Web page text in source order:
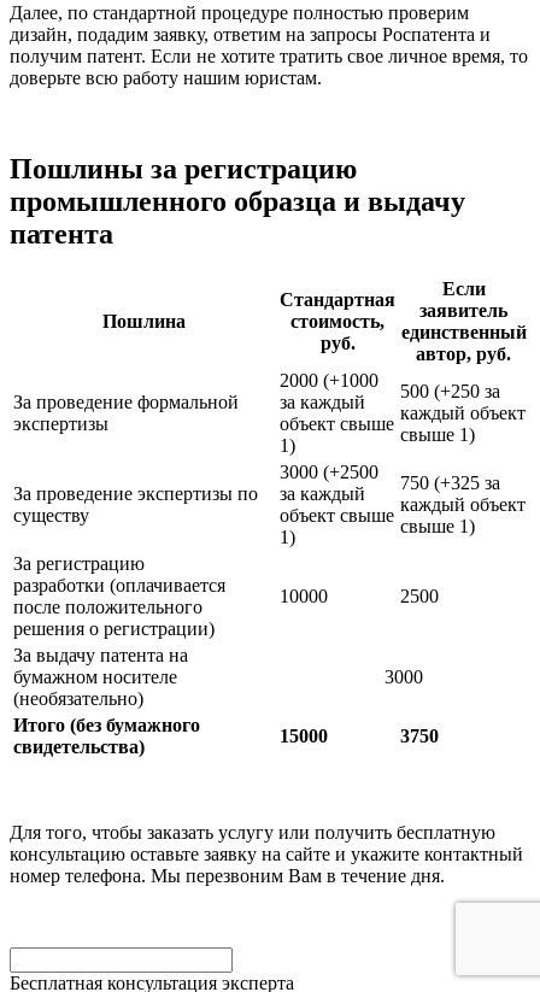
Далее, по стандартной процедуре полностью проверим
дизайн, подадим заявку, ответим на запросы Роспатента и
получим патент. Если не хотите тратить свое личное время, то
доверьте всю работу нашим юристам.
Пошлины за регистрацию
промышленного образца и выдачу
патента
Пошлина
Стандартная
стоимость,
руб.
Если
заявитель
единственный
автор, руб.
За проведение формальной
экспертизы
2000 (+1000
за каждый
объект свыше
1)
500 (+250 за
каждый объект
свыше 1)
За проведение экспертизы по
существу
3000 (+2500
за каждый
объект свыше
1)
750 (+325 за
каждый объект
свыше 1)
За регистрацию
разработки (оплачивается
после положительного
решения о регистрации)
10000 2500
За выдачу патента на
бумажном носителе
(необязательно)
3000
Итого (без бумажного
свидетельства)
15000 3750
Для того, чтобы заказать услугу или получить бесплатную
консультацию оставьте заявку на сайте и укажите контактный
номер телефона. Мы перезвоним Вам в течение дня.
Бесплатная консультация эксперта